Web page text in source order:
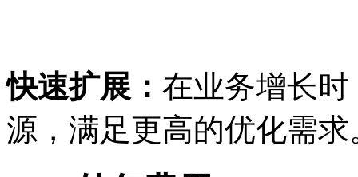
快速扩展： 在业务增长
源，满足更高的优化需求